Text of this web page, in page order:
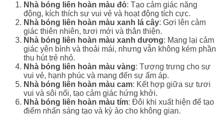
Nhà bóng liên hoàn màu đỏ: Tạo cảm giác năng
động, kích thích sự vui vẻ và hoạt động tích cực.
Nhà bóng liên hoàn màu xanh lá cây: Gợi lên cảm
giác thiên nhiên, tươi mới và thân thiện.
Nhà bóng liên hoàn màu xanh dương: Mang lại cảm
giác yên bình và thoải mái, nhưng vẫn không kém phần
thu hút trẻ nhỏ.
Nhà bóng liên hoàn màu vàng: Tượng trưng cho sự
vui vẻ, hạnh phúc và mang đến sự ấm áp.
Nhà bóng liên hoàn màu cam: Kết hợp giữa sự tươi
vui và sôi nổi, tạo cảm giác hứng khởi.
Nhà bóng liên hoàn màu tím: Đôi khi xuất hiện để tạo
điểm nhấn sáng tạo và kỳ ảo cho không gian.